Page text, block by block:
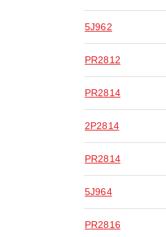
5J962
PR2812
PR2814
2P2814
PR2814
5J964
PR2816